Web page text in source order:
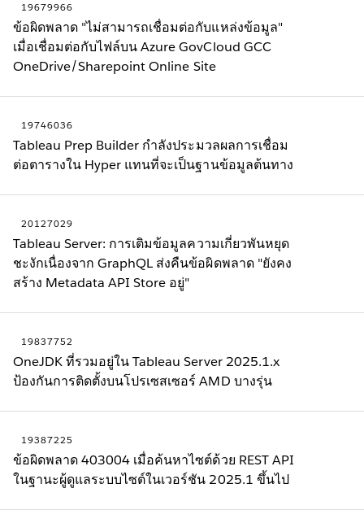
19679966
ข้อผิดพลาด "ไม่สามารถเชื่อมต่อกับแหล่งข้อมูล"
เมื่อเชื่อมต่อกับไฟล์บน Azure GovCloud GCC
OneDrive/Sharepoint Online Site
19746036
Tableau Prep Builder กำลังประมวลผลการเชื่อม
ต่อตารางใน Hyper แทนที่จะเป็นฐานข้อมูลต้นทาง
20127029
Tableau Server: การเติมข้อมูลความเกี่ยวพันหยุด
ชะงักเนื่องจาก GraphQL ส่งคืนข้อผิดพลาด "ยังคง
สร้าง Metadata API Store อยู่"
19837752
OneJDK ที่รวมอยู่ใน Tableau Server 2025.1.x
ป้องกันการติดตั้งบนโปรเซสเซอร์ AMD บางรุ่น
19387225
ข้อผิดพลาด 403004 เมื่อค้นหาไซต์ด้วย REST API
ในฐานะผู้ดูแลระบบไซต์ในเวอร์ชัน 2025.1 ขึ้นไป